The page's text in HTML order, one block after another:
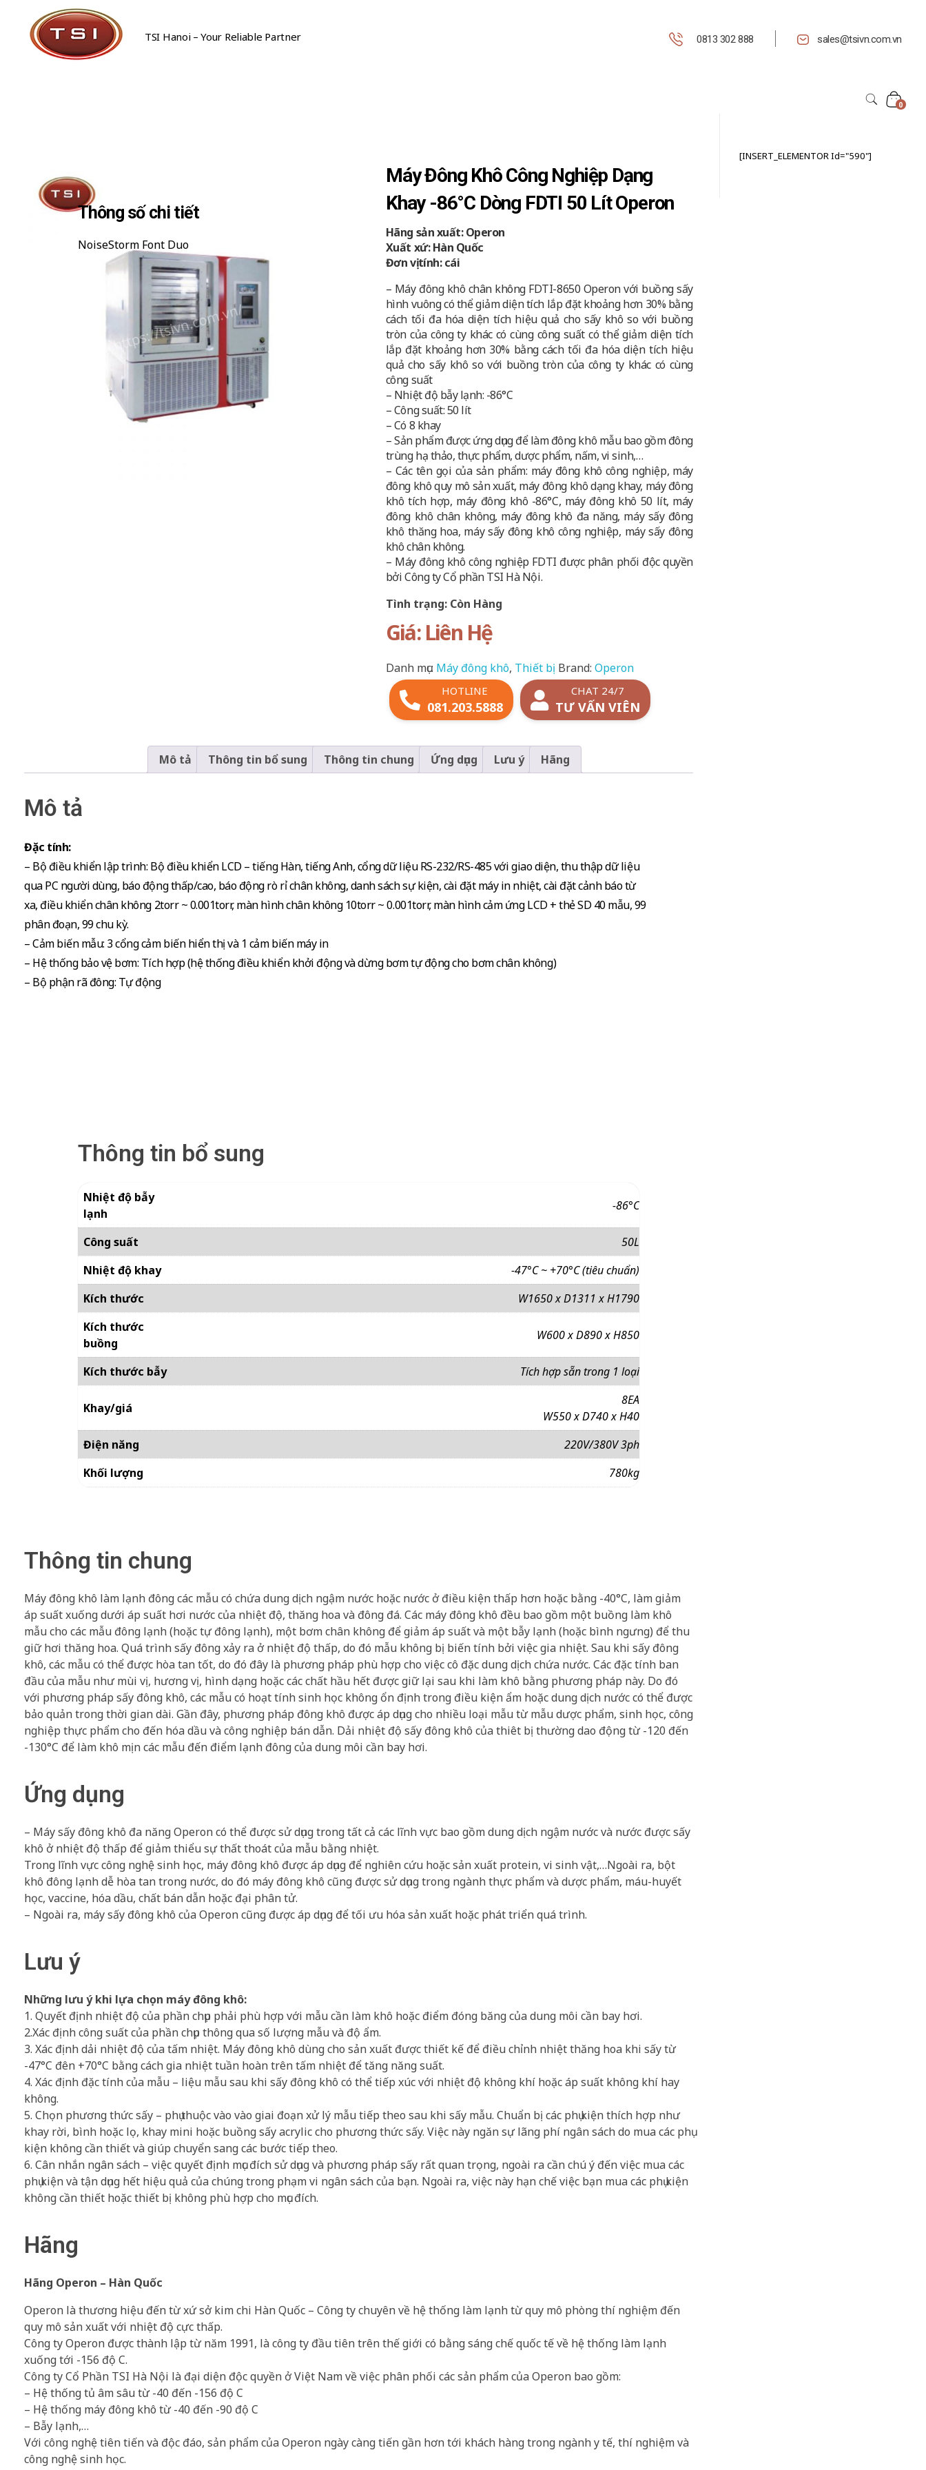
TSI Hanoi – Your Reliable Partner 0813 302 888 sales@tsivn.com.vn
0
Tình trạng: Còn Hàng
Máy Đông Khô Công Nghiệp Dạng
Khay -86°C Dòng FDTI 50 Lít Operon
Giá: Liên Hệ
Hãng sản xuất: Operon
Xuất xứ: Hàn Quốc
Đơn vị tính: cái
– Máy đông khô chân không FDTI-8650 Operon với buồng sấy
hình vuông có thể giảm diện tích lắp đặt khoảng hơn 30% bằng
cách tối đa hóa diện tích hiệu quả cho sấy khô so với buồng
tròn của công ty khác có cùng công suất có thể giảm diện tích
lắp đặt khoảng hơn 30% bằng cách tối đa hóa diện tích hiệu
quả cho sấy khô so với buồng tròn của công ty khác có cùng
công suất
– Nhiệt độ bẫy lạnh: -86°C
– Công suất: 50 lít
– Có 8 khay
– Sản phẩm được ứng dụng để làm đông khô mẫu bao gồm đông
trùng hạ thảo, thực phẩm, dược phẩm, nấm, vi sinh,…
– Các tên gọi của sản phẩm: máy đông khô công nghiệp, máy
đông khô quy mô sản xuất, máy đông khô dạng khay, máy đông
khô tích hợp, máy đông khô -86°C, máy đông khô 50 lít, máy
đông khô chân không, máy đông khô đa năng, máy sấy đông
khô thăng hoa, máy sấy đông khô công nghiệp, máy sấy đông
khô chân không.
– Máy đông khô công nghiệp FDTI được phân phối độc quyền
bởi Công ty Cổ phần TSI Hà Nội.
HOTLINE
081.203.5888
CHAT 24/7
TƯ VẤN VIÊN
Danh mục: Máy đông khô, Thiết bị Brand: Operon
Mô tả Thông tin bổ sung Thông tin chung Ứng dụng Lưu ý Hãng
Mô tả
Đặc tính:
– Bộ điều khiển lập trình: Bộ điều khiển LCD – tiếng Hàn, tiếng Anh, cổng dữ liệu RS-232/RS-485 với giao diện, thu thập dữ liệu
qua PC người dùng, báo động thấp/cao, báo động rò rỉ chân không, danh sách sự kiện, cài đặt máy in nhiệt, cài đặt cảnh báo từ
xa, điều khiển chân không 2torr ~ 0.001torr, màn hình chân không 10torr ~ 0.001torr, màn hình cảm ứng LCD + thẻ SD 40 mẫu, 99
phân đoạn, 99 chu kỳ.
– Cảm biến mẫu: 3 cổng cảm biến hiển thị và 1 cảm biến máy in
– Hệ thống bảo vệ bơm: Tích hợp (hệ thống điều khiển khởi động và dừng bơm tự động cho bơm chân không)
– Bộ phận rã đông: Tự động
Thông tin bổ sung
Nhiệt độ bẫy
lạnh
-86°C
Công suất
50L
Nhiệt độ khay
-47°C ~ +70°C (tiêu chuẩn)
Kích thước
W1650 x D1311 x H1790
Kích thước
buồng
W600 x D890 x H850
Kích thước bẫy Tích hợp sẵn trong 1 loại
Khay/giá
8EA
W550 x D740 x H40
Điện năng
220V/380V 3ph
Khối lượng
780kg
Thông tin chung
Máy đông khô làm lạnh đông các mẫu có chứa dung dịch ngậm nước hoặc nước ở điều kiện thấp hơn hoặc bằng -40°C, làm giảm
áp suất xuống dưới áp suất hơi nước của nhiệt độ, thăng hoa và đông đá. Các máy đông khô đều bao gồm một buồng làm khô
mẫu cho các mẫu đông lạnh (hoặc tự đông lạnh), một bơm chân không để giảm áp suất và một bẫy lạnh (hoặc bình ngưng) để thu
giữ hơi thăng hoa. Quá trình sấy đông xảy ra ở nhiệt độ thấp, do đó mẫu không bị biến tính bởi việc gia nhiệt. Sau khi sấy đông
khô, các mẫu có thể được hòa tan tốt, do đó đây là phương pháp phù hợp cho việc cô đặc dung dịch chứa nước. Các đặc tính ban
đầu của mẫu như mùi vị, hương vị, hình dạng hoặc các chất hầu hết được giữ lại sau khi làm khô bằng phương pháp này. Do đó
với phương pháp sấy đông khô, các mẫu có hoạt tính sinh học không ổn định trong điều kiện ẩm hoặc dung dịch nước có thể được
bảo quản trong thời gian dài. Gần đây, phương pháp đông khô được áp dụng cho nhiều loại mẫu từ mẫu dược phẩm, sinh học, công
nghiệp thực phẩm cho đến hóa dầu và công nghiệp bán dẫn. Dải nhiệt độ sấy đông khô của thiêt bị thường dao động từ -120 đến
-130°C để làm khô mịn các mẫu đến điểm lạnh đông của dung môi cần bay hơi.
Ứng dụng
– Máy sấy đông khô đa năng Operon có thể được sử dụng trong tất cả các lĩnh vực bao gồm dung dịch ngậm nước và nước được sấy
khô ở nhiệt độ thấp để giảm thiểu sự thất thoát của mẫu bằng nhiệt.
Trong lĩnh vực công nghệ sinh học, máy đông khô được áp dụng để nghiên cứu hoặc sản xuất protein, vi sinh vật,…Ngoài ra, bột
khô đông lạnh dễ hòa tan trong nước, do đó máy đông khô cũng được sử dụng trong ngành thực phẩm và dược phẩm, máu-huyết
học, vaccine, hóa dầu, chất bán dẫn hoặc đại phân tử.
– Ngoài ra, máy sấy đông khô của Operon cũng được áp dụng để tối ưu hóa sản xuất hoặc phát triển quá trình.
Lưu ý
Những lưu ý khi lựa chọn máy đông khô:
1. Quyết định nhiệt độ của phần chụp phải phù hợp với mẫu cần làm khô hoặc điểm đóng băng của dung môi cần bay hơi.
2.Xác định công suất của phần chụp thông qua số lượng mẫu và độ ẩm.
3. Xác định dải nhiệt độ của tấm nhiệt. Máy đông khô dùng cho sản xuất được thiết kế để điều chỉnh nhiệt thăng hoa khi sấy từ
-47°C đên +70°C bằng cách gia nhiệt tuần hoàn trên tấm nhiệt để tăng năng suất.
4. Xác định đặc tính của mẫu – liệu mẫu sau khi sấy đông khô có thể tiếp xúc với nhiệt độ không khí hoặc áp suất không khí hay
không.
5. Chọn phương thức sấy – phụ thuộc vào vào giai đoạn xử lý mẫu tiếp theo sau khi sấy mẫu. Chuẩn bị các phụ kiện thích hợp như
khay rời, bình hoặc lọ, khay mini hoặc buồng sấy acrylic cho phương thức sấy. Việc này ngăn sự lãng phí ngân sách do mua các phụ
kiện không cần thiết và giúp chuyển sang các bước tiếp theo.
6. Cân nhắn ngân sách – việc quyết định mục đích sử dụng và phương pháp sấy rất quan trọng, ngoài ra cần chú ý đến việc mua các
phụ kiện và tận dụng hết hiệu quả của chúng trong phạm vi ngân sách của bạn. Ngoài ra, việc này hạn chế việc bạn mua các phụ kiện
không cần thiết hoặc thiết bị không phù hợp cho mục đích.
Hãng
Hãng Operon – Hàn Quốc
Operon là thương hiệu đến từ xứ sở kim chi Hàn Quốc – Công ty chuyên về hệ thống làm lạnh từ quy mô phòng thí nghiệm đến
quy mô sản xuất với nhiệt độ cực thấp.
Công ty Operon được thành lập từ năm 1991, là công ty đầu tiên trên thế giới có bằng sáng chế quốc tế về hệ thống làm lạnh
xuống tới -156 độ C.
Công ty Cổ Phần TSI Hà Nội là đại diện độc quyền ở Việt Nam về việc phân phối các sản phẩm của Operon bao gồm:
– Hệ thống tủ âm sâu từ -40 đến -156 độ C
– Hệ thống máy đông khô từ -40 đến -90 độ C
– Bẫy lạnh,…
Với công nghệ tiên tiến và độc đáo, sản phẩm của Operon ngày càng tiến gần hơn tới khách hàng trong ngành y tế, thí nghiệm và
công nghệ sinh học.
[INSERT_ELEMENTOR Id="590"]